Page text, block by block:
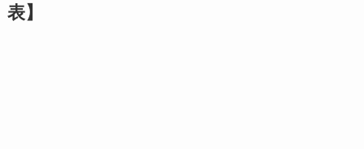
表】